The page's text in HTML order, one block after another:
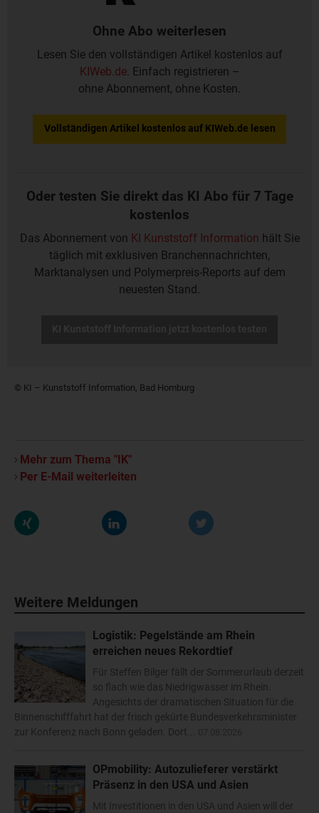
Ohne Abo weiterlesen
Lesen Sie den vollständigen Artikel kostenlos auf
KIWeb.de. Einfach registrieren –
ohne Abonnement, ohne Kosten.
Vollständigen Artikel kostenlos auf KIWeb.de lesen
Oder testen Sie direkt das KI Abo für 7 Tage
kostenlos
Das Abonnement von KI Kunststoff Information hält Sie
täglich mit exklusiven Branchennachrichten,
Marktanalysen und Polymerpreis-Reports auf dem
neuesten Stand.
© KI – Kunststoff Information, Bad Homburg
Mehr zum Thema "IK"
Per E-Mail weiterleiten
Weitere Meldungen
Logistik: Pegelstände am Rhein
erreichen neues Rekordtief
Für Steffen Bilger fällt der Sommerurlaub derzeit
so flach wie das Niedrigwasser im Rhein.
Angesichts der dramatischen Situation für die
Binnenschifffahrt hat der frisch gekürte Bundesverkehrsminister
zur Konferenz nach Bonn geladen. Dort...
OPmobility: Autozulieferer verstärkt
Präsenz in den USA und Asien
Mit Investitionen in den USA und Asien will der